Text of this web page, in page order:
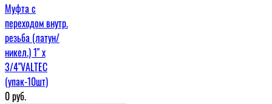
Муфта c
переходом внутр.
резьба (латун/
никел.) 1" х
3/4"VALTEC
(упак-10шт)
0руб.